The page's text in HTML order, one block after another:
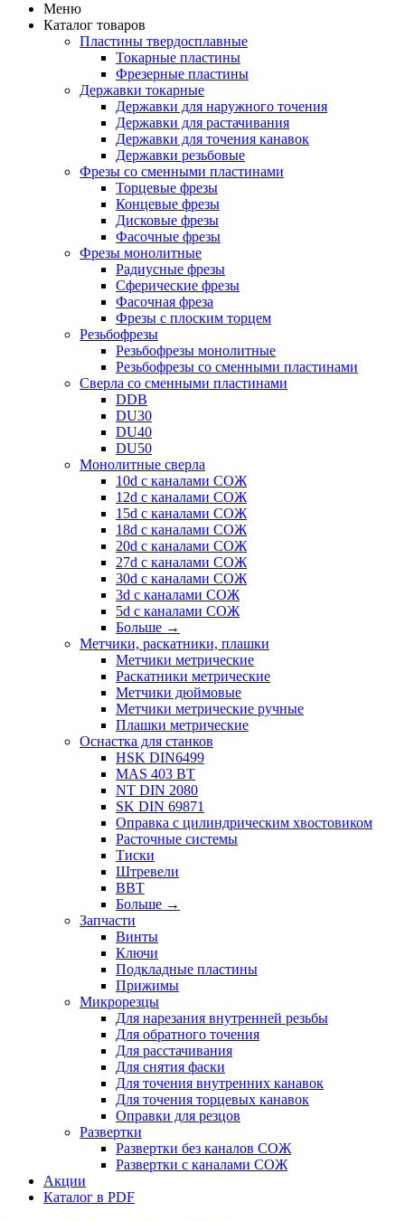
Меню
Каталог товаров
Пластины твердосплавные
Токарные пластины
Фрезерные пластины
Державки токарные
Державки для наружного точения
Державки для растачивания
Державки для точения канавок
Державки резьбовые
Фрезы со сменными пластинами
Торцевые фрезы
Концевые фрезы
Дисковые фрезы
Фасочные фрезы
Фрезы монолитные
Радиусные фрезы
Сферические фрезы
Фасочная фреза
Фрезы с плоским торцем
Резьбофрезы
Резьбофрезы монолитные
Резьбофрезы со сменными пластинами
Сверла со сменными пластинами
DDB
DU30
DU40
DU50
Монолитные сверла
10d с каналами СОЖ
12d с каналами СОЖ
15d с каналами СОЖ
18d с каналами СОЖ
20d с каналами СОЖ
27d с каналами СОЖ
30d с каналами СОЖ
3d с каналами СОЖ
5d с каналами СОЖ
Больше →
Метчики, раскатники, плашки
Метчики метрические
Раскатники метрические
Метчики дюймовые
Метчики метрические ручные
Плашки метрические
Оснастка для станков
HSK DIN6499
MAS 403 BT
NT DIN 2080
SK DIN 69871
Оправка с цилиндрическим хвостовиком
Расточные системы
Тиски
Штревели
BBT
Больше →
Запчасти
Винты
Ключи
Подкладные пластины
Прижимы
Микрорезцы
Для нарезания внутренней резьбы
Для обратного точения
Для расстачивания
Для снятия фаски
Для точения внутренних канавок
Для точения торцевых канавок
Оправки для резцов
Развертки
Развертки без каналов СОЖ
Развертки с каналами СОЖ
Акции
Каталог в PDF